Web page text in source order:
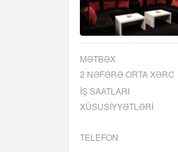
MƏTBƏX
2 NƏFƏRƏ ORTA XƏRC
İŞ SAATLARI
XÜSUSIYYƏTLƏRI
TELEFON